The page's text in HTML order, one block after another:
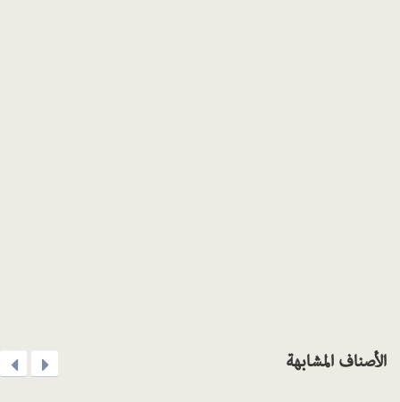
الأصناف المشابهة